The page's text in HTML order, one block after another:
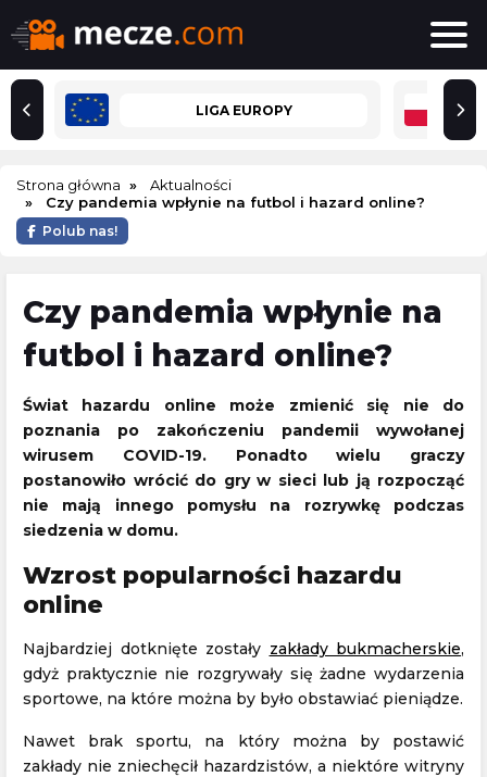
LIGA EUROPY
Strona główna
Aktualności
Czy pandemia wpłynie na futbol i hazard online?
Polub nas!
Czy pandemia wpłynie na
futbol i hazard online?
Świat hazardu online może zmienić się nie do
poznania po zakończeniu pandemii wywołanej
wirusem COVID-19. Ponadto wielu graczy
postanowiło wrócić do gry w sieci lub ją rozpocząć
nie mają innego pomysłu na rozrywkę podczas
siedzenia w domu.
Wzrost popularności hazardu
online
Najbardziej dotknięte zostały zakłady bukmacherskie,
gdyż praktycznie nie rozgrywały się żadne wydarzenia
sportowe, na które można by było obstawiać pieniądze.
Nawet brak sportu, na który można by postawić
zakłady nie zniechęcił hazardzistów, a niektóre witryny